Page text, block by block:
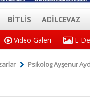
BİTLİS ADİLCEVAZ
Video Galeri E-
Psikolog Ayşenur